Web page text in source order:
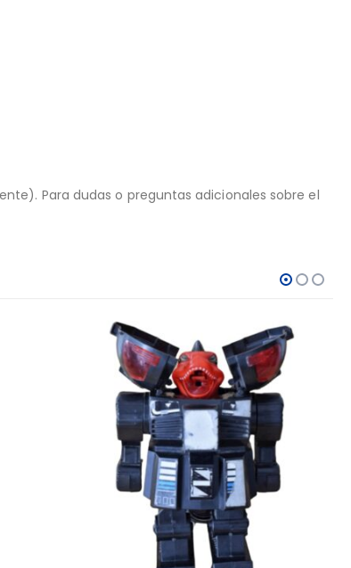
Para dudas o preguntas adicionales sobre el